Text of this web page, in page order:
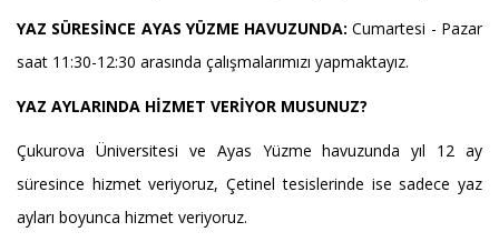
YAZ SÜRESİNCE AYAS YÜZME HAVUZUNDA:Cumartesi - Pazar
saat 11:30-12:30 arasında çalışmalarımızı yapmaktayız.
YAZ AYLARINDA HİZMET VERİYOR MUSUNUZ?
Çukurova Üniversitesi ve Ayas Yüzme havuzunda yıl 12 ay
süresince hizmet veriyoruz, Çetinel tesislerinde ise sadece yaz
ayları boyunca hizmet veriyoruz.